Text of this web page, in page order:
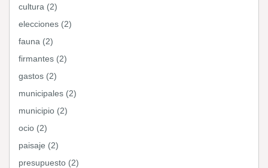
cultura (2)
elecciones (2)
fauna (2)
firmantes (2)
gastos (2)
municipales (2)
municipio (2)
ocio (2)
paisaje (2)
presupuesto (2)